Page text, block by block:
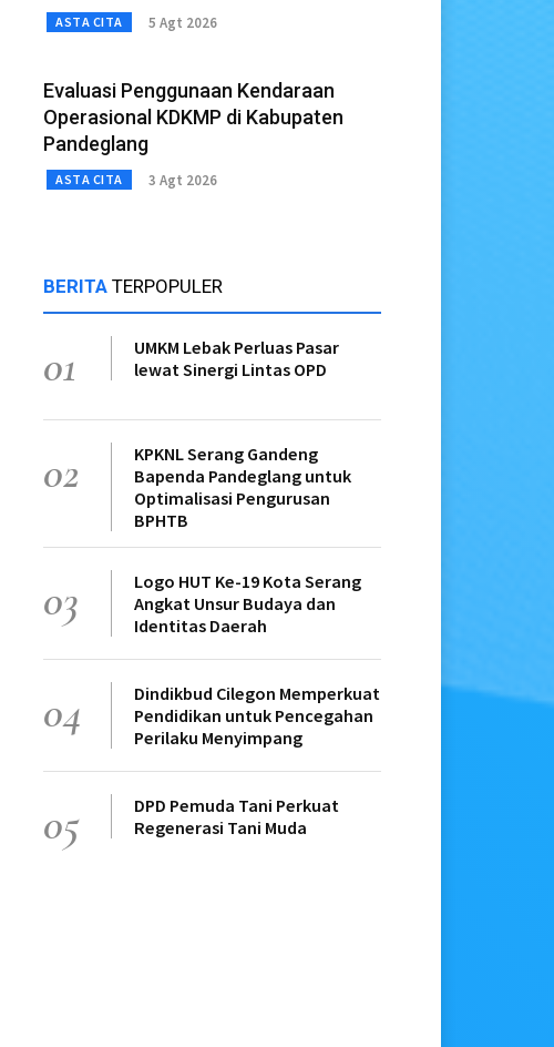
ASTA CITA 5 Agt 2026
Evaluasi Penggunaan Kendaraan
Operasional KDKMP di Kabupaten
Pandeglang
ASTA CITA 3 Agt 2026
BERITA TERPOPULER
01
UMKM Lebak Perluas Pasar
lewat Sinergi Lintas OPD
02
KPKNL Serang Gandeng
Bapenda Pandeglang untuk
Optimalisasi Pengurusan
BPHTB
03
Logo HUT Ke-19 Kota Serang
Angkat Unsur Budaya dan
Identitas Daerah
04
Dindikbud Cilegon Memperkuat
Pendidikan untuk Pencegahan
Perilaku Menyimpang
05
DPD Pemuda Tani Perkuat
Regenerasi Tani Muda